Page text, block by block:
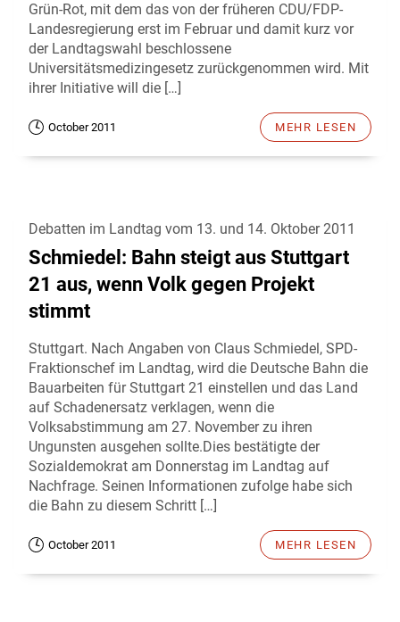
Grün-Rot, mit dem das von der früheren CDU/FDP-
Landesregierung erst im Februar und damit kurz vor
der Landtagswahl beschlossene
Universitätsmedizingesetz zurückgenommen wird. Mit
ihrer Initiative will die […]
October 2011 MEHR LESEN
Debatten im Landtag vom 13. und 14. Oktober 2011
Schmiedel: Bahn steigt aus Stuttgart
21 aus, wenn Volk gegen Projekt
stimmt
Stuttgart. Nach Angaben von Claus Schmiedel, SPD-
Fraktionschef im Landtag, wird die Deutsche Bahn die
Bauarbeiten für Stuttgart 21 einstellen und das Land
auf Schadenersatz verklagen, wenn die
Volksabstimmung am 27. November zu ihren
Ungunsten ausgehen sollte.Dies bestätigte der
Sozialdemokrat am Donnerstag im Landtag auf
Nachfrage. Seinen Informationen zufolge habe sich
die Bahn zu diesem Schritt […]
October 2011 MEHR LESEN